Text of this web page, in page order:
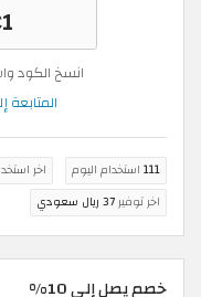
انسخ الكود
111 استخدام اليوم اخر
اخر توفير37 ريال سعودي
خصم يصل إلى 10%